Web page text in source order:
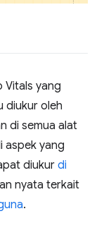
Vitals yang
diukur oleh
di semua alat
aspek yang
diukur di
nyata terkait
.